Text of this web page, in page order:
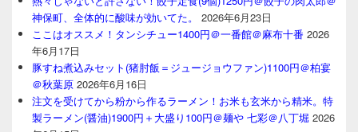
神保町、全体的に酸味が効いてた。
2026年6月23日
ここはオススメ！タンシチュー1400円＠一番館＠麻布十番 2026
年6月17日
豚すね煮込みセット(猪肘飯＝ジュージョウファン)1100円＠柏宴
＠秋葉原 2026年6月16日
注文を受けてから粉から作るラーメン！お米も玄米から精米。特
製ラーメン(醤油)1900円＋大盛り100円＠麺や 七彩＠八丁堀 2026